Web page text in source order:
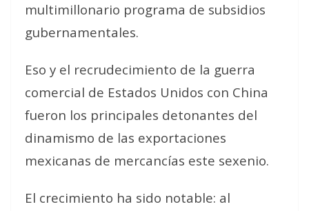
multimillonario programa de subsidios
gubernamentales.
Eso y el recrudecimiento de la guerra
comercial de Estados Unidos con China
fueron los principales detonantes del
dinamismo de las exportaciones
mexicanas de mercancías este sexenio.
El crecimiento ha sido notable: al